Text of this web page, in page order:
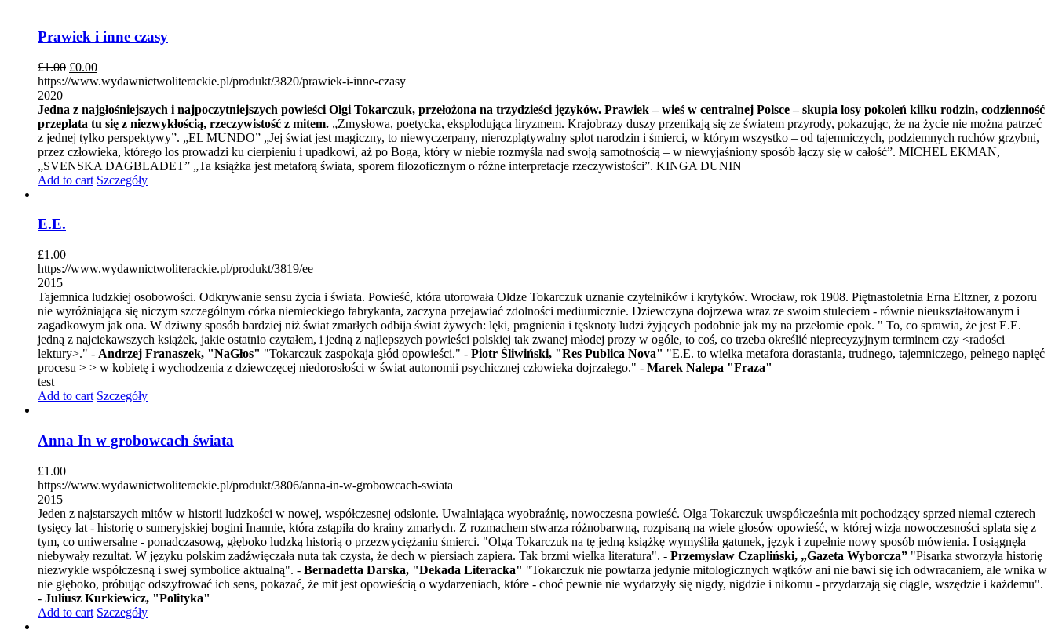
Prawiek i inne czasy
£1.00 £0.00
https://www.wydawnictwoliterackie.pl/produkt/3820/prawiek-i-inne-czasy
2020
Jedna z najgłośniejszych i najpoczytniejszych powieści Olgi Tokarczuk, przełożona na trzydzieści języków. Prawiek – wieś w centralnej Polsce – skupia losy pokoleń kilku rodzin, codzienność
przeplata tu się z niezwykłością, rzeczywistość z mitem. „Zmysłowa, poetycka, eksplodująca liryzmem. Krajobrazy duszy przenikają się ze światem przyrody, pokazując, że na życie nie można patrzeć
z jednej tylko perspektywy”. „EL MUNDO” „Jej świat jest magiczny, to niewyczerpany, nierozplątywalny splot narodzin i śmierci, w którym wszystko – od tajemniczych, podziemnych ruchów grzybni,
przez człowieka, którego los prowadzi ku cierpieniu i upadkowi, aż po Boga, który w niebie rozmyśla nad swoją samotnością – w niewyjaśniony sposób łączy się w całość”. MICHEL EKMAN,
„SVENSKA DAGBLADET” „Ta książka jest metaforą świata, sporem filozoficznym o różne interpretacje rzeczywistości”. KINGA DUNIN
Add to cart Szczegóły
E.E.
£1.00
https://www.wydawnictwoliterackie.pl/produkt/3819/ee
2015
Tajemnica ludzkiej osobowości. Odkrywanie sensu życia i świata. Powieść, która utorowała Oldze Tokarczuk uznanie czytelników i krytyków. Wrocław, rok 1908. Piętnastoletnia Erna Eltzner, z pozoru
nie wyróżniająca się niczym szczególnym córka niemieckiego fabrykanta, zaczyna przejawiać zdolności mediumicznie. Dziewczyna dojrzewa wraz ze swoim stuleciem - równie nieukształtowanym i
zagadkowym jak ona. W dziwny sposób bardziej niż świat zmarłych odbija świat żywych: lęki, pragnienia i tęsknoty ludzi żyjących podobnie jak my na przełomie epok. " To, co sprawia, że jest E.E.
jedną z najciekawszych książek, jakie ostatnio czytałem, i jedną z najlepszych powieści polskiej tak zwanej młodej prozy w ogóle, to coś, co trzeba określić nieprecyzyjnym terminem czy <radości
lektury>." - Andrzej Franaszek, "NaGłos" "Tokarczuk zaspokaja głód opowieści." - Piotr Śliwiński, "Res Publica Nova" "E.E. to wielka metafora dorastania, trudnego, tajemniczego, pełnego napięć
procesu > > w kobietę i wychodzenia z dziewczęcej niedorosłości w świat autonomii psychicznej człowieka dojrzałego." - Marek Nalepa "Fraza"
test
Add to cart Szczegóły
Anna In w grobowcach świata
£1.00
https://www.wydawnictwoliterackie.pl/produkt/3806/anna-in-w-grobowcach-swiata
2015
Jeden z najstarszych mitów w historii ludzkości w nowej, współczesnej odsłonie. Uwalniająca wyobraźnię, nowoczesna powieść. Olga Tokarczuk uwspółcześnia mit pochodzący sprzed niemal czterech
tysięcy lat - historię o sumeryjskiej bogini Inannie, która zstąpiła do krainy zmarłych. Z rozmachem stwarza różnobarwną, rozpisaną na wiele głosów opowieść, w której wizja nowoczesności splata się z
tym, co uniwersalne - ponadczasową, głęboko ludzką historią o przezwyciężaniu śmierci. "Olga Tokarczuk na tę jedną książkę wymyśliła gatunek, język i zupełnie nowy sposób mówienia. I osiągnęła
niebywały rezultat. W języku polskim zadźwięczała nuta tak czysta, że dech w piersiach zapiera. Tak brzmi wielka literatura". - Przemysław Czapliński, „Gazeta Wyborcza” "Pisarka stworzyła historię
niezwykle współczesną i swej symbolice aktualną". - Bernadetta Darska, "Dekada Literacka" "Tokarczuk nie powtarza jedynie mitologicznych wątków ani nie bawi się ich odwracaniem, ale wnika w
nie głęboko, próbując odszyfrować ich sens, pokazać, że mit jest opowieścią o wydarzeniach, które - choć pewnie nie wydarzyły się nigdy, nigdzie i nikomu - przydarzają się ciągle, wszędzie i każdemu".
- Juliusz Kurkiewicz, "Polityka"
Add to cart Szczegóły